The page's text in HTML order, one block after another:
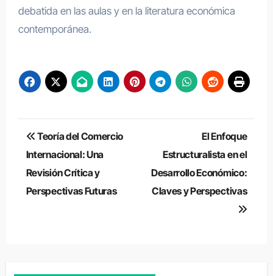
debatida en las aulas y en la literatura económica
contemporánea.
Navegación
de
entradas
Teoría del Comercio
Internacional: Una
Revisión Crítica y
Perspectivas Futuras
El Enfoque
Estructuralista en el
Desarrollo Económico:
Claves y Perspectivas